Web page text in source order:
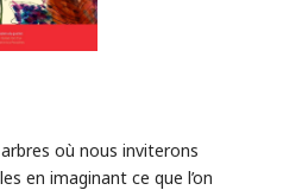
où nous inviterons
en imaginant ce que l’on